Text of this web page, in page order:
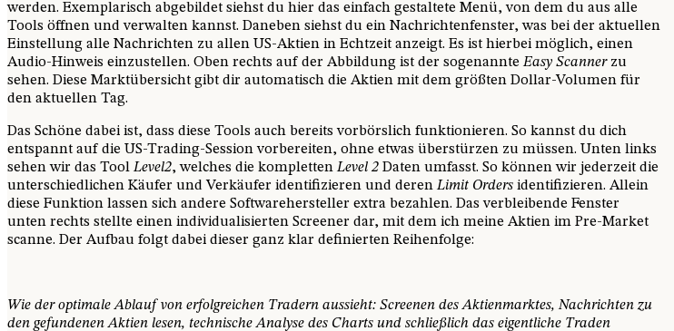
werden. Exemplarisch abgebildet siehst du hier das einfach gestaltete Menü, von dem du aus alle
Tools öffnen und verwalten kannst. Daneben siehst du ein Nachrichtenfenster, was bei der aktuellen
Einstellung alle Nachrichten zu allen US-Aktien in Echtzeit anzeigt. Es ist hierbei möglich, einen
Audio-Hinweis einzustellen. Oben rechts auf der Abbildung ist der sogenannte Easy Scannerzu
sehen. Diese Marktübersicht gibt dir automatisch die Aktien mit dem größten Dollar-Volumen für
den aktuellen Tag.
Das Schöne dabei ist, dass diese Tools auch bereits vorbörslich funktionieren. So kannst du dich
entspannt auf die US-Trading-Session vorbereiten, ohne etwas überstürzen zu müssen. Unten links
sehen wir das Tool Level2, welches die kompletten Level 2 Daten umfasst. So können wir jederzeit die
unterschiedlichen Käufer und Verkäufer identifizieren und deren Limit Orders identifizieren. Allein
diese Funktion lassen sich andere Softwarehersteller extra bezahlen. Das verbleibende Fenster
unten rechts stellte einen individualisierten Screener dar, mit dem ich meine Aktien im Pre-Market
scanne. Der Aufbau folgt dabei dieser ganz klar definierten Reihenfolge:
Wie der optimale Ablauf von erfolgreichen Tradern aussieht: Screenen des Aktienmarktes, Nachrichten zu
den gefundenen Aktien lesen, technische Analyse des Charts und schließlich das eigentliche Traden